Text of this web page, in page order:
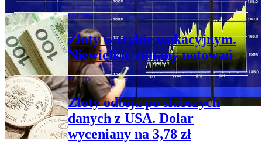
WALUTY
Złoty w trybie wakacyjnym.
Niewielkie zmiany notowań
WALUTY
Złoty odbija po słabszych
danych z USA. Dolar
wyceniany na 3,78 zł